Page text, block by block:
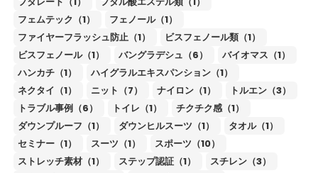
フェムテック（1）
フェノール（1）
ファイヤーフラッシュ防止（1）
ビスフェノール類（1）
ビスフェノール（1）
バングラデシュ（6）
バイオマス（1）
ハンカチ（1）
ハイグラルエキスパンション（1）
ネクタイ（1）
ニット（7） ナイロン（1）
トルエン（3）
トラブル事例（6）
トイレ（1）
チクチク感（1）
ダウンプルーフ（1）
ダウンヒルスーツ（1）
タオル（1）
セミナー（1）
スーツ（1）
スポーツ（10）
ストレッチ素材（1）
ステップ認証（1）
スチレン（3）